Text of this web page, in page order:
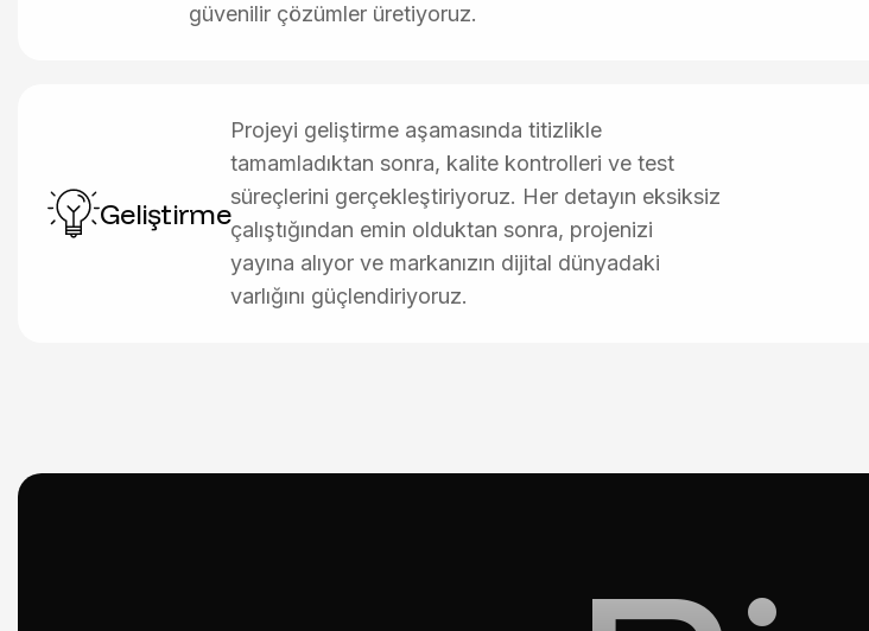
güvenilir çözümler üretiyoruz.
Geliştirme
Projeyi geliştirme aşamasında titizlikle
tamamladıktan sonra, kalite kontrolleri ve test
süreçlerini gerçekleştiriyoruz. Her detayın eksiksiz
çalıştığından emin olduktan sonra, projenizi
yayına alıyor ve markanızın dijital dünyadaki
varlığını güçlendiriyoruz.